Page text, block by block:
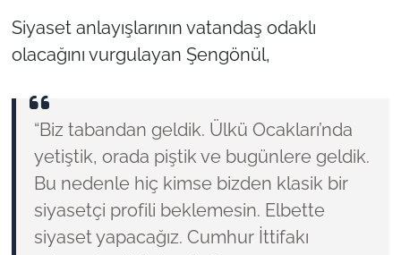
Siyaset anlayışlarının vatandaş odaklı
olacağını vurgulayan Şengönül,
“Biz tabandan geldik. Ülkü Ocakları’nda
yetiştik, orada piştik ve bugünlere geldik.
Bu nedenle hiç kimse bizden klasik bir
siyasetçi profili beklemesin. Elbette
siyaset yapacağız. Cumhur İttifakı